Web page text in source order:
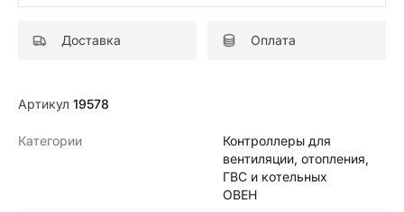
Доставка Оплата
Артикул 19578
Категории
Контроллеры для
вентиляции, отопления,
ГВС и котельных
ОВЕН